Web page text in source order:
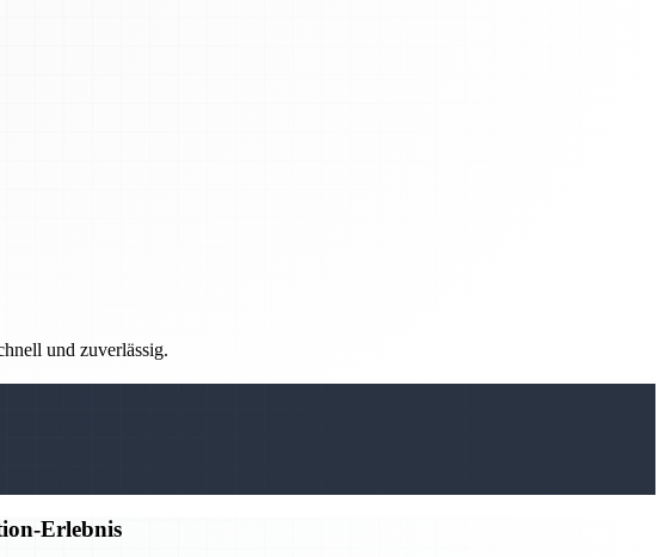
und zuverlässig.
Erlebnis